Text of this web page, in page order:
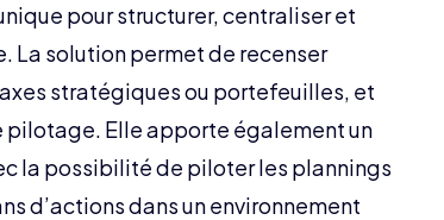
pour structurer, centraliser et
La solution permet de recenser
stratégiques ou portefeuilles, et
pilotage. Elle apporte également un
la possibilité de piloter les plannings
d’actions dans un environnement